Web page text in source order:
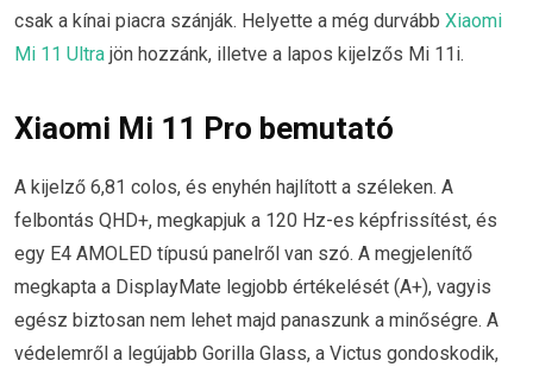
csak a kínai piacra szánják. Helyette a még durvább Xiaomi
Mi 11 Ultra jön hozzánk, illetve a lapos kijelzős Mi 11i.
Xiaomi Mi 11 Pro bemutató
A kijelző 6,81 colos, és enyhén hajlított a széleken. A
felbontás QHD+, megkapjuk a 120 Hz-es képfrissítést, és
egy E4 AMOLED típusú panelről van szó. A megjelenítő
megkapta a DisplayMate legjobb értékelését (A+), vagyis
egész biztosan nem lehet majd panaszunk a minőségre. A
védelemről a legújabb Gorilla Glass, a Victus gondoskodik,